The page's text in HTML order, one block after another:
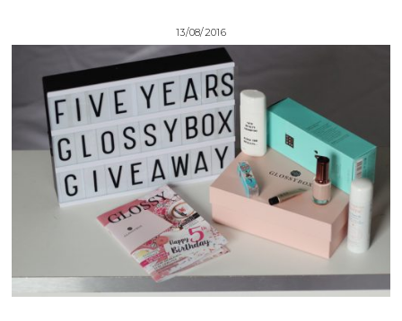
13/08/2016